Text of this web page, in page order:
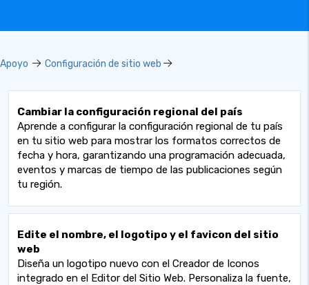
Apoyo Configuración de sitio web
Cambiar la configuración regional del país
Aprende a configurar la configuración regional de tu país
en tu sitio web para mostrar los formatos correctos de
fecha y hora, garantizando una programación adecuada,
eventos y marcas de tiempo de las publicaciones según
tu región.
Edite el nombre, el logotipo y el favicon del sitio
web
Diseña un logotipo nuevo con el Creador de Iconos
integrado en el Editor del Sitio Web. Personaliza la fuente,